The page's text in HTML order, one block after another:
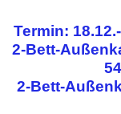
Termin:
2-Bett-
2-Bett-